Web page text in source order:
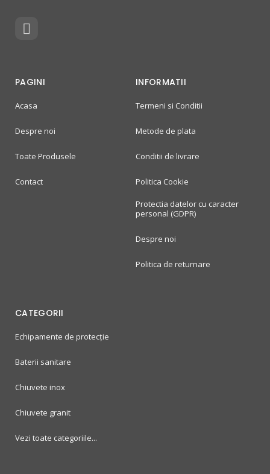
PAGINI
Acasa
Despre noi
Toate Produsele
Contact
INFORMATII
Termeni si Conditii
Metode de plata
Conditii de livrare
Politica Cookie
Protectia datelor cu caracter
personal (GDPR)
Despre noi
Politica de returnare
CATEGORII
Echipamente de protecție
Baterii sanitare
Chiuvete inox
Chiuvete granit
Vezi toate categoriile...